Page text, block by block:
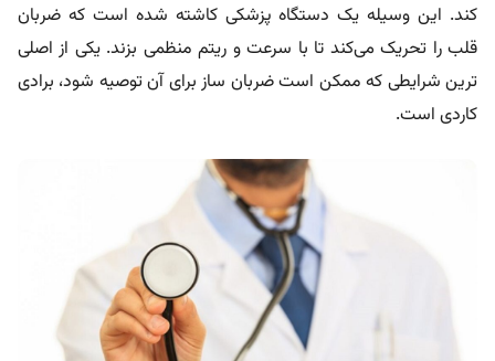
کند. این وسیله یک دستگاه پزشکی کاشته شده است که ضربان
قلب را تحریک می‌کند تا با سرعت و ریتم منظمی بزند. یکی از اصلی
ترین شرایطی که ممکن است ضربان ساز برای آن توصیه شود، برادی
کاردی است.